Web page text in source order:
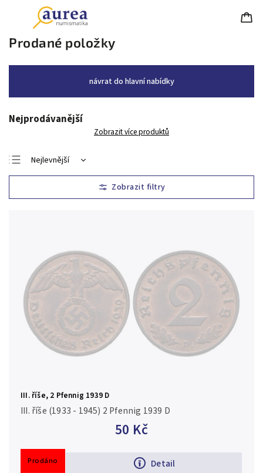
Prodané položky
návrat do hlavní nabídky
Nejprodávanější
Zobrazit více produktů
Nejlevnější
Nejdražší
Nejprodávanější
III. říše, 2 Pfennig 1939 D
50 Kč
Detail
III. říše (1933 - 1945) 2 Pfennig 1939 D
Prodáno